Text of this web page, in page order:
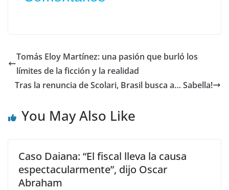
Tomás Eloy Martínez: una pasión que burló los
límites de la ficción y la realidad
Tras la renuncia de Scolari, Brasil busca a… Sabella!
You May Also Like
Caso Daiana: “El fiscal lleva la causa
espectacularmente”, dijo Oscar
Abraham